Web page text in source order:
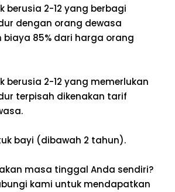
berusia 2-12 yang berbagi
dengan orang dewasa
biaya 85% dari harga orang
berusia 2-12 yang memerlukan
terpisah dikenakan tarif
bayi (dibawah 2 tahun).
masa tinggal Anda sendiri?
kami untuk mendapatkan